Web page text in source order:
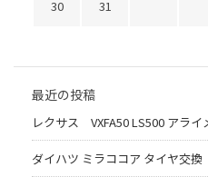
30
31
最近の投稿
レクサス VXFA50 LS500 アライ
ダイハツ ミラココア タイヤ交換